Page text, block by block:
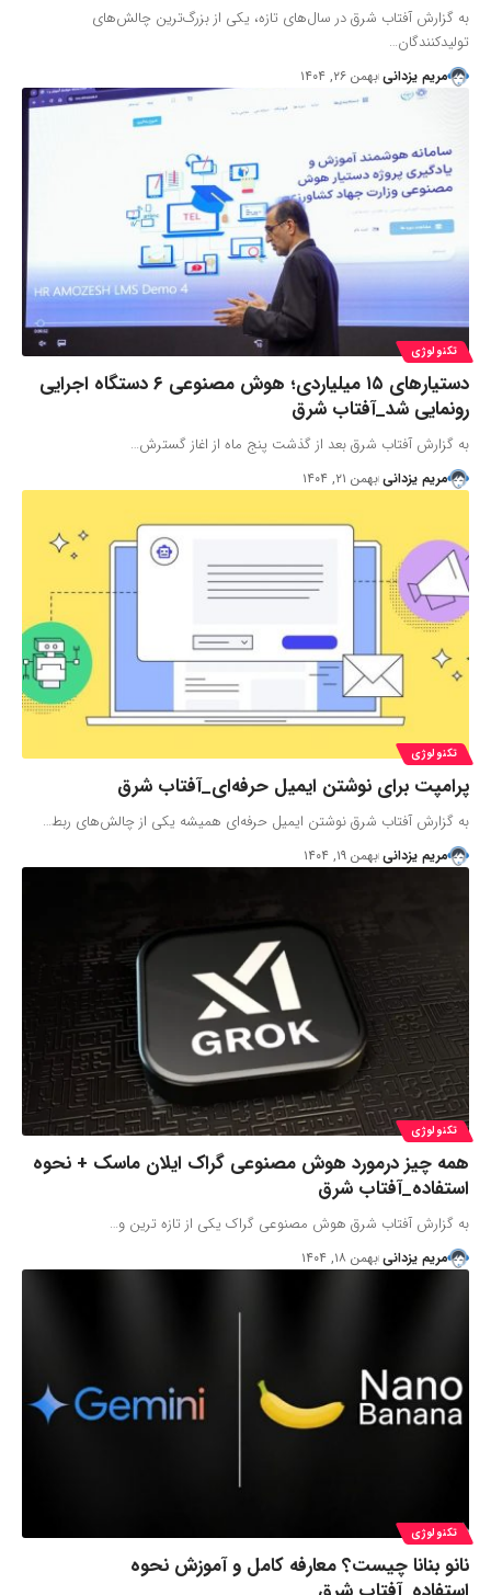
به گزارش آفتاب شرق در سال‌های تازه، یکی از بزرگ‌ترین چالش‌های
تولیدکنندگان…
مریم یزدانی بهمن ۲۶, ۱۴۰۴
تکنولوژی
دستیارهای ۱۵ میلیاردی؛ هوش مصنوعی ۶ دستگاه اجرایی
رونمایی شد_آفتاب شرق
به گزارش آفتاب شرق بعد از گذشت پنج ماه از اغاز گسترش…
مریم یزدانی بهمن ۲۱, ۱۴۰۴
تکنولوژی
پرامپت برای نوشتن ایمیل حرفه‌ای_آفتاب شرق
به گزارش آفتاب شرق نوشتن ایمیل حرفه‌ای همیشه یکی از چالش‌های ربط…
مریم یزدانی بهمن ۱۹, ۱۴۰۴
تکنولوژی
همه چیز درمورد هوش مصنوعی گراک ایلان ماسک + نحوه
استفاده_آفتاب شرق
به گزارش آفتاب شرق هوش مصنوعی گراک یکی از تازه ترین و…
مریم یزدانی بهمن ۱۸, ۱۴۰۴
تکنولوژی
نانو بنانا چیست؟ معارفه کامل و آموزش نحوه